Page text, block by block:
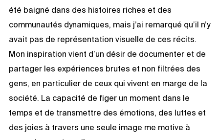
été baigné dans des histoires riches et des
communautés dynamiques, mais j’ai remarqué qu’il n’y
avait pas de représentation visuelle de ces récits.
Mon inspiration vient d’un désir de documenter et de
partager les expériences brutes et non filtrées des
gens, en particulier de ceux qui vivent en marge de la
société. La capacité de figer un moment dans le
temps et de transmettre des émotions, des luttes et
des joies à travers une seule image me motive à